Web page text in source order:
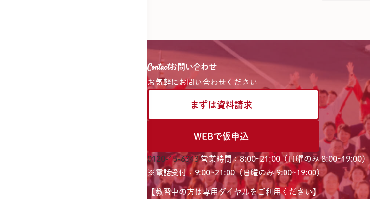
Contactお問い合わせ
お気軽に お問い合わせください
まずは資料請求
WEBで仮申込
0120-15-6343 営業時間：8:00~21:00（日曜のみ 8:00~19:00）
※電話受付：9:00~21:00（日曜のみ 9:00~19:00）
【教習中の方は専用ダイヤルをご利用ください】